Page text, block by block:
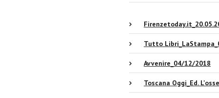
Tutto
Avvenire_04/12/2018
Toscana Oggi_Ed.